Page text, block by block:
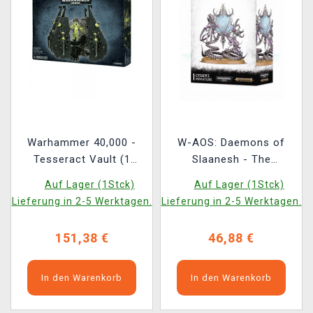
Warhammer 40,000 -
Tesseract Vault (1
Auf Lager (1Stck)
Lieferung in 2-5 Werktagen.
151,38 €
In den Warenkorb
W-AOS: Daemons of
Slaanesh - The
Figur)
Auf Lager (1Stck)
Lieferung in 2-5 Werktagen.
46,88 €
In den Warenkorb